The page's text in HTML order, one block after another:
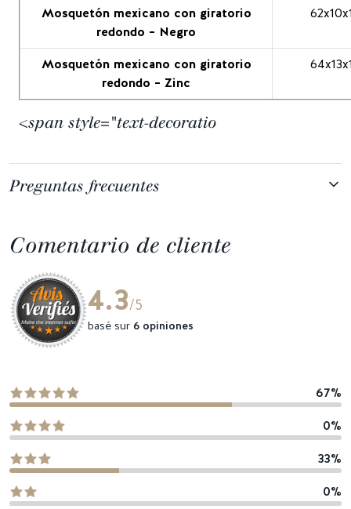
Mosquetón mexicano con giratorio
redondo – Negro
Mosquetón mexicano con giratorio
redondo – Zinc
<span style="text-decoratio
Preguntas frecuentes
Comentario de cliente
4.3/5
basé sur 6 opiniones
67%
0%
33%
0%